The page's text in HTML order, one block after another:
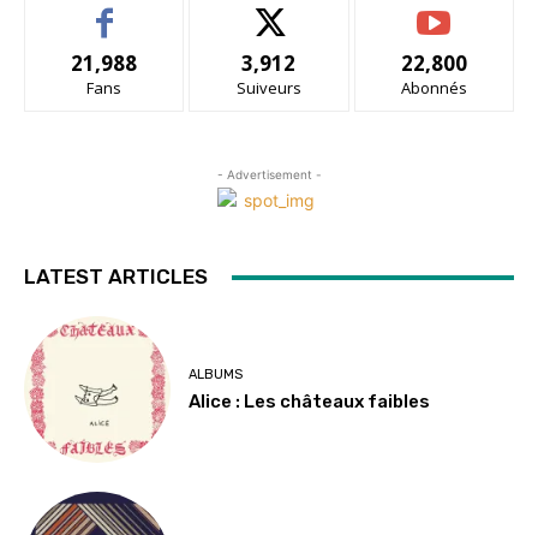
21,988
Fans
3,912
Suiveurs
22,800
Abonnés
- Advertisement -
LATEST ARTICLES
ALBUMS
Alice : Les châteaux faibles